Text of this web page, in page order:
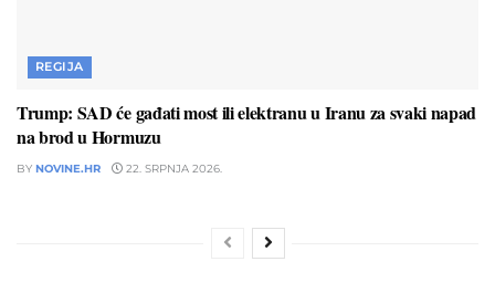
REGIJA
Trump: SAD će gađati most ili elektranu u Iranu za svaki napad
na brod u Hormuzu
BY NOVINE.HR 22. SRPNJA 2026.